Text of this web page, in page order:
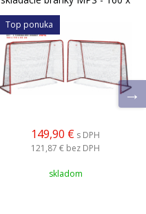
115 x 65 cm - kovové
Top ponuka
149,90 € s DPH
121,87 € bez DPH
skladom